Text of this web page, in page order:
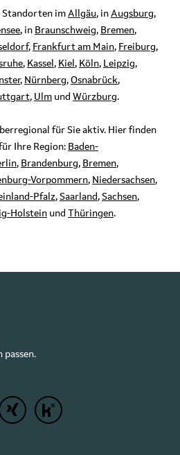
Standorten im Allgäu, in Augsburg,
, in Braunschweig, Bremen,
, Frankfurt am Main, Freiburg,
, Kassel , Kiel , Köln, Leipzig,
, Nürnberg, Osnabrück,
, Ulm und Würzburg.
für Sie aktiv. Hier finden
Ihre Region: Baden-
, Brandenburg, Bremen,
Vorpommern, Niedersachsen,
Pfalz, Saarland, Sachsen,
Holstein und Thüringen.
passen.